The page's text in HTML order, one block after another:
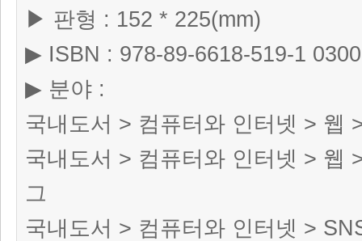
▶ 판형 : 152 * 225(mm)
▶ ISBN : 978-89-6618-519-1
▶ 분야 :
국내도서 > 컴퓨터와 인터넷 > 웹
국내도서 > 컴퓨터와 인터넷 > 웹
그
국내도서 > 컴퓨터와 인터넷 >